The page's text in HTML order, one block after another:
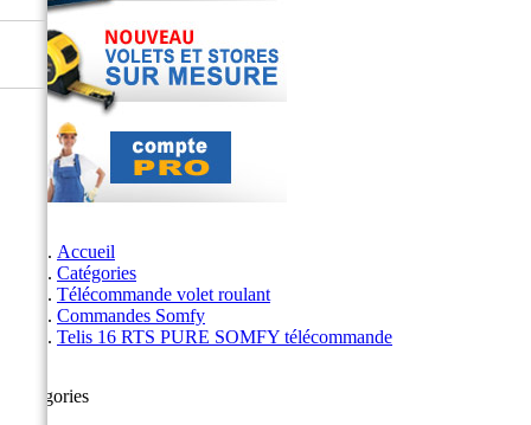
Accueil
Catégories
Télécommande volet roulant
Commandes Somfy
Telis 16 RTS PURE SOMFY télécommande
Catégories